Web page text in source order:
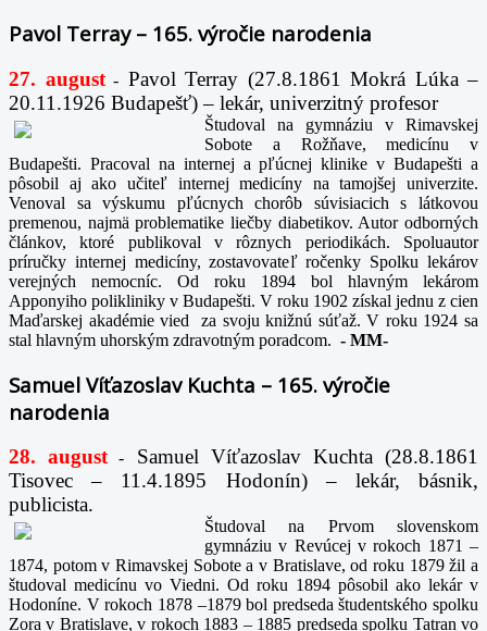
Pavol Terray – 165. výročie narodenia
27. august- Pavol Terray (27.8.1861 Mokrá Lúka –
20.11.1926 Budapešť) – lekár, univerzitný profesor
Študoval na gymnáziu v Rimavskej
Sobote a Rožňave, medicínu v
Budapešti. Pracoval na internej a pľúcnej klinike v Budapešti a
pôsobil aj ako učiteľ internej medicíny na tamojšej univerzite.
Venoval sa výskumu pľúcnych chorôb súvisiacich s látkovou
premenou, najmä problematike liečby diabetikov. Autor odborných
článkov, ktoré publikoval v rôznych periodikách. Spoluautor
príručky internej medicíny, zostavovateľ ročenky Spolku lekárov
verejných nemocníc. Od roku 1894 bol hlavným lekárom
Apponyiho polikliniky v Budapešti. V roku 1902 získal jednu z cien
Maďarskej akadémie vied za svoju knižnú súťaž. V roku 1924 sa
stal hlavným uhorským zdravotným poradcom. - MM-
Samuel Víťazoslav Kuchta – 165. výročie
narodenia
28. august -
Samuel Víťazoslav Kuchta (28.8.1861
Tisovec – 11.4.1895 Hodonín) – lekár, básnik,
publicista.
Študoval na Prvom slovenskom
gymnáziu v Revúcej v rokoch 1871 –
1874, potom v Rimavskej Sobote a v Bratislave, od roku 1879 žil a
študoval medicínu vo Viedni. Od roku 1894 pôsobil ako lekár v
Hodoníne. V rokoch 1878 –1879 bol predseda študentského spolku
Zora v Bratislave, v rokoch 1883 – 1885 predseda spolku Tatran vo